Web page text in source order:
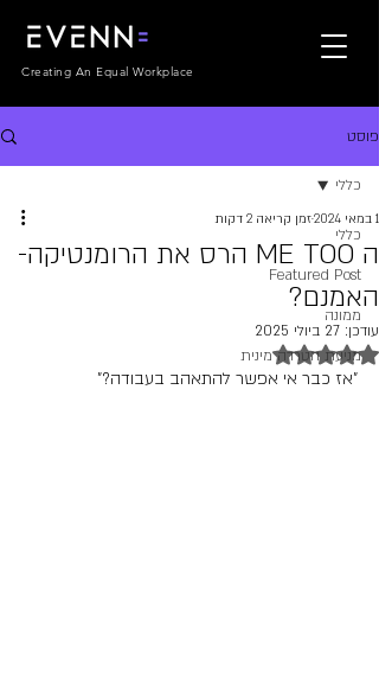
Creating An Equal Workplace
פוסט
כללי
Featured Post
ממונה
מניעת הטרדה מינית
כללי
ה ME TOO הרס את הרומנטיקה-
האמנם?
1 במאי 2024 זמן קריאה 2 דקות
עודכן: 27 ביולי 2025
דירוג של NaN מתוך 5 כוכבים
"אז כבר אי אפשר להתאהב בעבודה?"